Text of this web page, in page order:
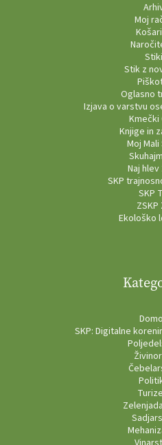
Moj
Stiki
Stik z
Oglasno
Izjava o varstvu
Kmečki
Knjige in
Moj
Naj hlev
SKP
SKP
ZSKP
Ekološko
SKP: Digitalne